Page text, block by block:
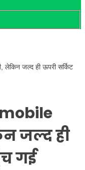
जल्द ही ऊपरी सर्किट
जल्द ही
गई